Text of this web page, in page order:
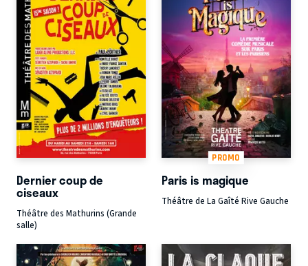
Dernier coup de
ciseaux
Théâtre des Mathurins (Grande
salle)
PROMO
Paris is magique
Théâtre de La Gaîté Rive Gauche